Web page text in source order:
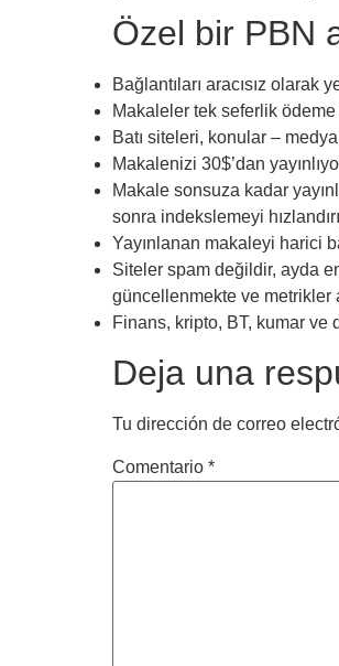
Özel bir PBN
Bağlantıları aracısız olarak
Makaleler tek seferlik ödeme
Batı siteleri, konular –
Makalenizi 30$’dan
Makale sonsuza kadar
sonra indekslemeyi
Yayınlanan makaleyi harici
Siteler spam değildir, ayda
güncellenmekte ve metrikler
Finans, kripto, BT, kumar ve
Deja una
Tu dirección de correo
Comentario *